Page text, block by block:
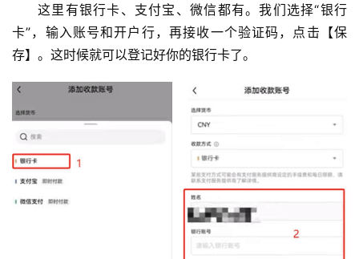
这里有银行卡、支付宝、微信都有。我们选择“银行
卡”，输入账号和开户行，再接收一个验证码，点击【保
存】。这时候就可以登记好你的银行卡了。